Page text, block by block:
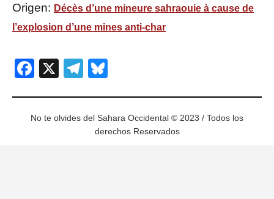
Origen: Décès d’une mineure sahraouie à cause de
l’explosion d’une mines anti-char
Facebook
X Telegram
No te olvides del Sahara Occidental © 2023 / Todos los
derechos Reservados